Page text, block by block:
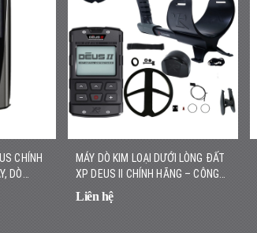
CHÍNH
DÒ
MÁY DÒ KIM LOẠI DƯỚI LÒNG ĐẤT
XP DEUS II CHÍNH HÃNG – CÔNG
NGHỆ ĐA TẦN SỐ KHÔNG DÂY
Liên hệ